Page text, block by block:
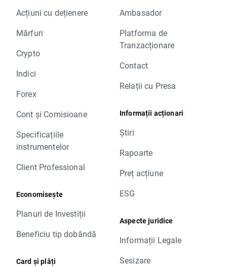
Acțiuni cu dețienere
Mărfuri
Crypto
Indici
Forex
Cont și Comisioane
Specificațiile
instrumentelor
Client Professional
Economisește
Planuri de Investiții
Beneficiu tip dobândă
Card și plăți
Ambasador
Platforma de
Tranzacționare
Contact
Relații cu Presa
Informații acționari
Știri
Rapoarte
Preț acțiune
ESG
Aspecte juridice
Informații Legale
Sesizare